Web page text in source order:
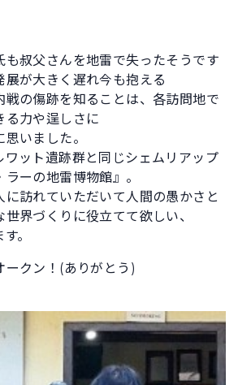
も叔父さんを地雷で失ったそうです
展が大きく遅れ今も抱える
戦の傷跡を知ることは、各訪問地で
る力や逞しさに
いました。
ワット遺跡群と同じシェムリアップ
ーの地雷博物館』。
に訪れていただいて人間の愚かさと
界づくりに役立てて欲しい、
。
ークン！(ありがとう)